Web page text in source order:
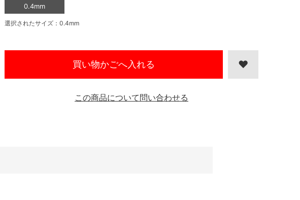
0.4mm
選択されたサイズ：0.4mm
買い物かごへ入れる
この商品について問い合わせる